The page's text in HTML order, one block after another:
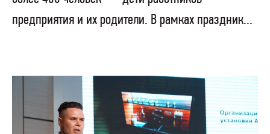
предприятия и их родители. В рамках праздник...